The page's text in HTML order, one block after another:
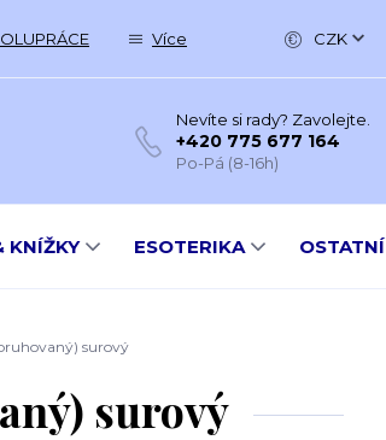
Více CZK
Nevíte si rady? Zavolejte.
+420 775 677 164
Po-Pá (8-16h)
KNÍŽKY ESOTERIKA OSTATNÍ
surový
surový